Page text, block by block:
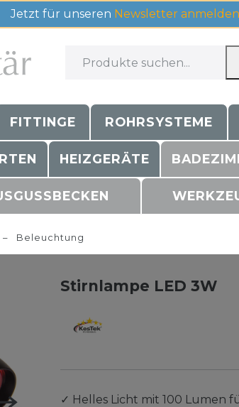
Jetzt für unseren Newsletter anmelden
FITTINGE ROHRSYSTEME
HEIZGERÄTE
Beleuchtung
Stirnlampe LED 3W
✓ Helles Licht mit 100 Lumen